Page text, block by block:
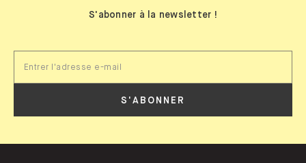
S'abonner à la newsletter !
S'ABONNER